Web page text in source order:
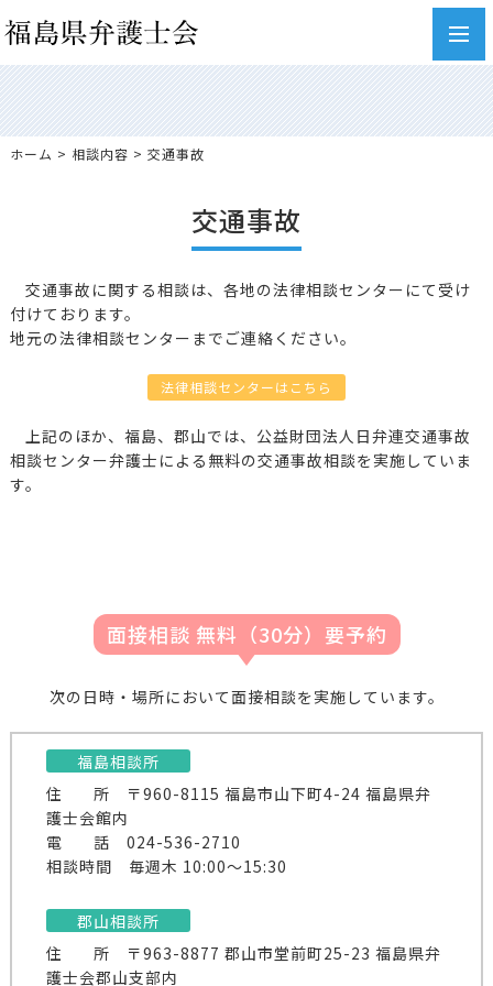
ホーム > 相談内容 > 交通事故
交通事故
交通事故に関する相談は、各地の法律相談センターにて受け
付けております。
地元の法律相談センターまでご連絡ください。
法律相談センターはこちら
上記のほか、福島、郡山では、公益財団法人日弁連交通事故
相談センター弁護士による無料の交通事故相談を実施していま
す。
面接相談 無料（30分）要予約
次の日時・場所において面接相談を実施しています。
福島相談所
住
所 〒960-8115 福島市山下町4-24 福島県弁
護士会館内
電
話 024-536-2710
相談時間 毎週木 10:00～15:30
郡山相談所
住
所 〒963-8877 郡山市堂前町25-23 福島県弁
護士会郡山支部内